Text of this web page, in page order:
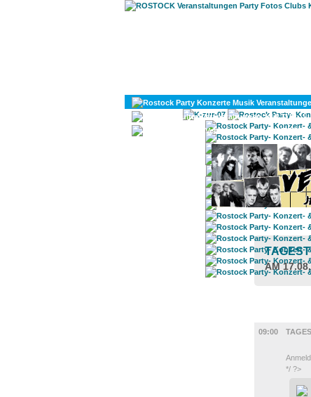
KULTUR
DIVERSES
AM
09:00
*/ ?>